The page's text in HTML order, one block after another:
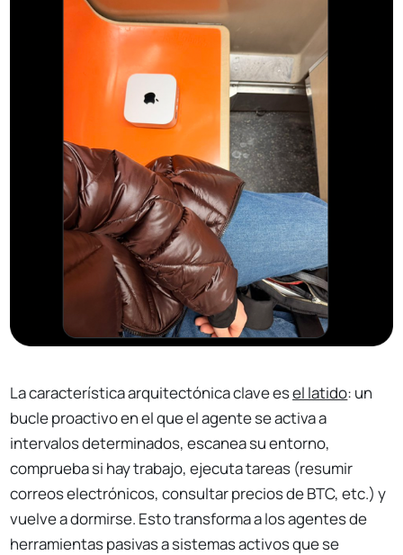
La característica arquitectónica clave esel latido: un
bucle proactivo en el que el agente se activa a
intervalos determinados, escanea su entorno,
comprueba si hay trabajo, ejecuta tareas (resumir
correos electrónicos, consultar precios de BTC, etc.) y
vuelve a dormirse. Esto transforma a los agentes de
herramientas pasivas a sistemas activos que se